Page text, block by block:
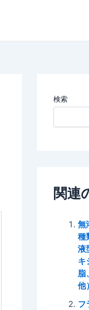
検索
関連
無
種
液
キ
脂
他
フ